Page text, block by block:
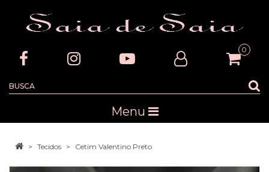
0
Menu
Tecidos Cetim Valentino Preto